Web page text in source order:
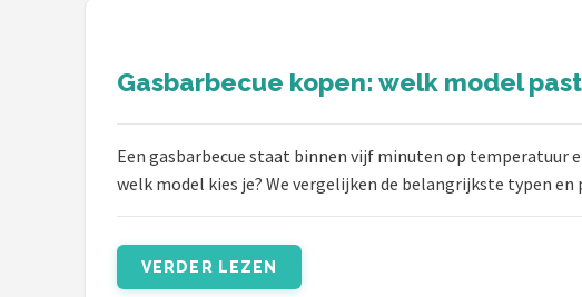
Gasbarbecue kopen: welk model
Een gasbarbecue staat binnen vijf minuten op temperatuur
welk model kies je? We vergelijken de belangrijkste typen
VERDER LEZEN